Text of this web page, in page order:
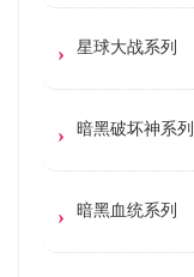
星球大战系列
暗黑破坏神系列
暗黑血统系列